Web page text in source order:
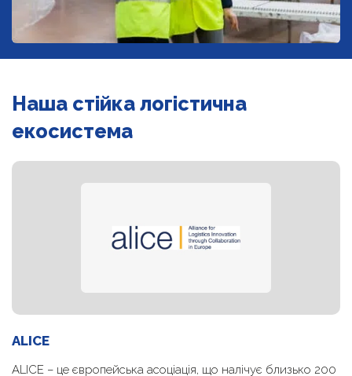
Наша стійка логістична
екосистема
ALICE
ALICE – це європейська асоціація, що налічує близько 200